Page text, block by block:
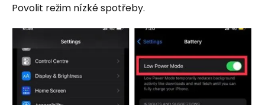
Povolit režim nízké spotřeby.